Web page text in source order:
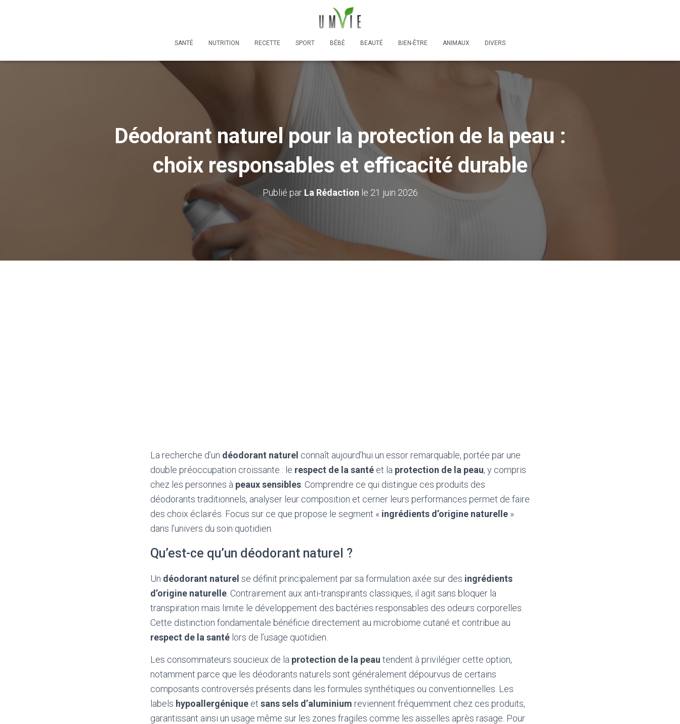
SANTÉ NUTRITION RECETTE SPORT BÉBÉ BEAUTÉ BIEN-ÊTRE ANIMAUX DIVERS
Déodorant naturel pour la protection de la peau :
choix responsables et efficacité durable
Publié par La Rédaction le 21 juin 2026
La recherche d’un déodorant naturel connaît aujourd’hui un essor remarquable, portée par une
double préoccupation croissante : le respect de la santé et la protection de la peau, y compris
chez les personnes à peaux sensibles . Comprendre ce qui distingue ces produits des
déodorants traditionnels, analyser leur composition et cerner leurs performances permet de faire
des choix éclairés. Focus sur ce que propose le segment « ingrédients d’origine naturelle »
dans l’univers du soin quotidien.
Qu’est-ce qu’un déodorant naturel ?
Un déodorant naturel se définit principalement par sa formulation axée sur des ingrédients
d’origine naturelle . Contrairement aux anti-transpirants classiques, il agit sans bloquer la
transpiration mais limite le développement des bactéries responsables des odeurs corporelles.
Cette distinction fondamentale bénéficie directement au microbiome cutané et contribue au
respect de la santé lors de l’usage quotidien.
Les consommateurs soucieux de la protection de la peau tendent à privilégier cette option,
notamment parce que les déodorants naturels sont généralement dépourvus de certains
composants controversés présents dans les formules synthétiques ou conventionnelles. Les
labels hypoallergénique et sans sels d’aluminium reviennent fréquemment chez ces produits,
garantissant ainsi un usage même sur les zones fragiles comme les aisselles après rasage. Pour